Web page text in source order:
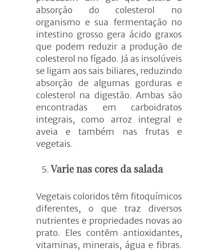
absorção do colesterol no
organismo e sua fermentação no
intestino grosso gera ácido graxos
que podem reduzir a produção de
colesterol no fígado. Já as insolúveis
se ligam aos sais biliares, reduzindo
absorção de algumas gorduras e
colesterol na digestão. Ambas são
encontradas em carboidratos
integrais, como arroz integral e
aveia e também nas frutas e
vegetais.
Varie nas cores da salada
Vegetais coloridos têm fitoquímicos
diferentes, o que traz diversos
nutrientes e propriedades novas ao
prato. Eles contêm antioxidantes,
vitaminas, minerais, água e fibras.